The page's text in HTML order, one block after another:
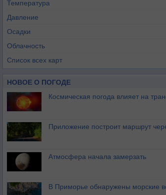
Температура
Давление
Осадки
Облачность
Список всех карт
НОВОЕ О ПОГОДЕ
Космическая погода влияет на
Приложение построит маршрут
Атмосфера начала замерзать
В Приморье обнаружены морские